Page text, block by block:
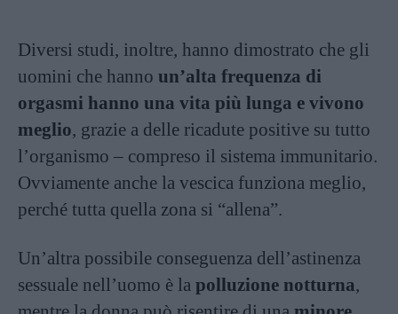
Diversi studi, inoltre, hanno dimostrato che gli
uomini che hanno un’alta frequenza di
orgasmi hanno una vita più lunga e vivono
meglio, grazie a delle ricadute positive su tutto
l’organismo – compreso il sistema immunitario.
Ovviamente anche la vescica funziona meglio,
perché tutta quella zona si “allena”.
Un’altra possibile conseguenza dell’astinenza
sessuale nell’uomo è la polluzione notturna,